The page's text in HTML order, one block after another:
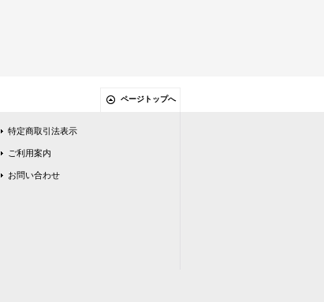
ページトップへ
特定商取引法表示
ご利用案内
お問い合わせ